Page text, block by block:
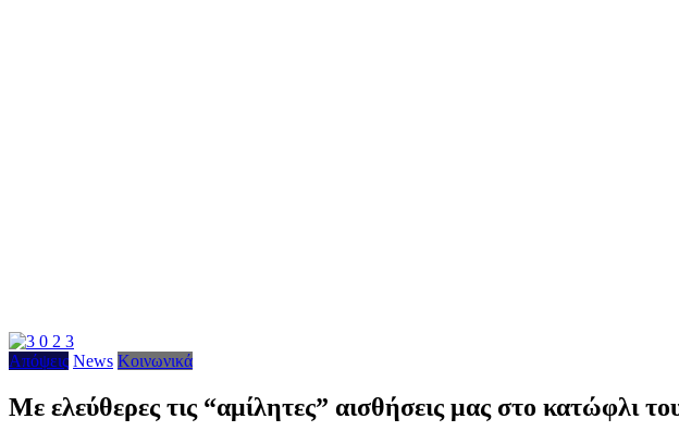
Απόψεις News Κοινωνικά
Με ελεύθερες τις “αμίλητες” αισθήσεις μας στο κατώφλι